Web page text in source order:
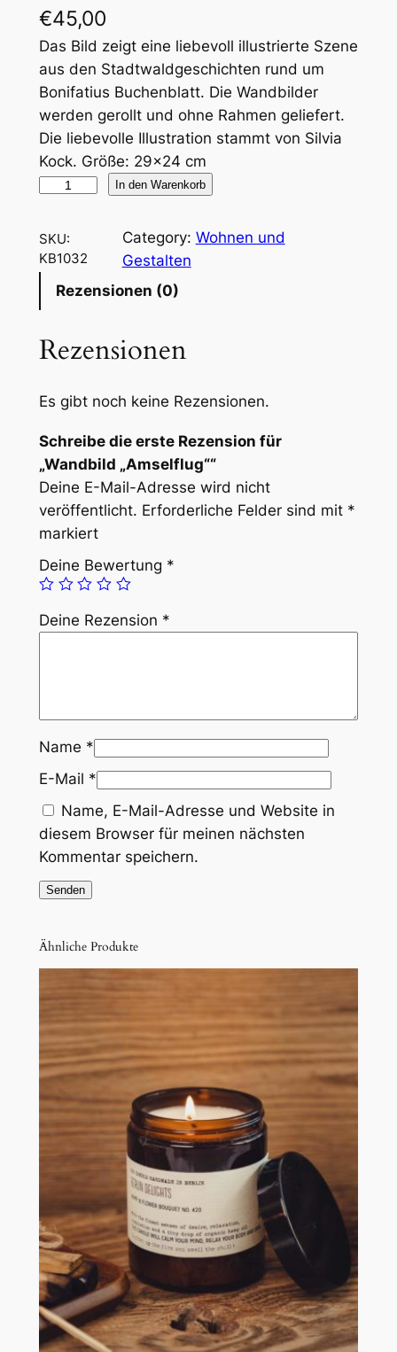
€45,00
Das Bild zeigt eine liebevoll illustrierte Szene
aus den Stadtwaldgeschichten rund um
Bonifatius Buchenblatt. Die Wandbilder
werden gerollt und ohne Rahmen geliefert.
Die liebevolle Illustration stammt von Silvia
Kock. Größe: 29×24 cm
n
d
b
d
A
s
e
l
f
l
g
M
In den Warenkorb
SKU:
KB1032
Category: Wohnen und
Gestalten
Rezensionen (0)
Rezensionen
Es gibt noch keine Rezensionen.
Schreibe die erste Rezension für
„Wandbild „Amselflug““
Deine E-Mail-Adresse wird nicht
veröffentlicht. Erforderliche Felder sind mit *
markiert
Deine Bewertung *
Deine Rezension *
Name *
E-Mail *
Name, E-Mail-Adresse und Website in
diesem Browser für meinen nächsten
Kommentar speichern.
Ähnliche Produkte